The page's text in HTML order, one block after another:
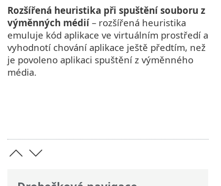
Rozšířená heuristika při spuštění souboru z
výměnných médií– rozšířená heuristika
emuluje kód aplikace ve virtuálním prostředí a
vyhodnotí chování aplikace ještě předtím, než
je povoleno aplikaci spuštění z výměnného
média.